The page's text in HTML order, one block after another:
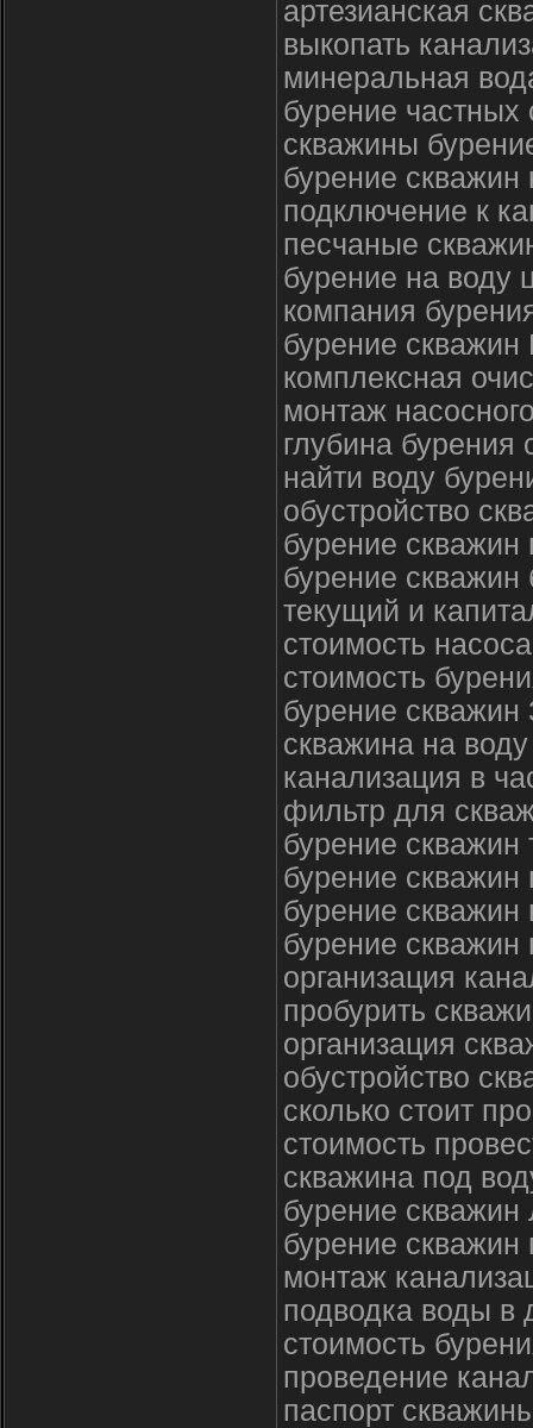
артезианская
выкопать
минеральная
бурение частных
скважины
бурение скважин
подключение к
песчаные
бурение на воду
компания
бурение
комплексная
монтаж
глубина бурения
найти воду
обустройство
бурение скважин
бурение скважин
текущий и
стоимость
стоимость
бурение скважин
скважина на
канализация в
фильтр для
бурение
бурение
бурение
бурение скважин
организация
пробурить
организация
обустройство
сколько стоит
стоимость
скважина под
бурение скважин
бурение скважин
монтаж
подводка воды в
стоимость
проведение
паспорт